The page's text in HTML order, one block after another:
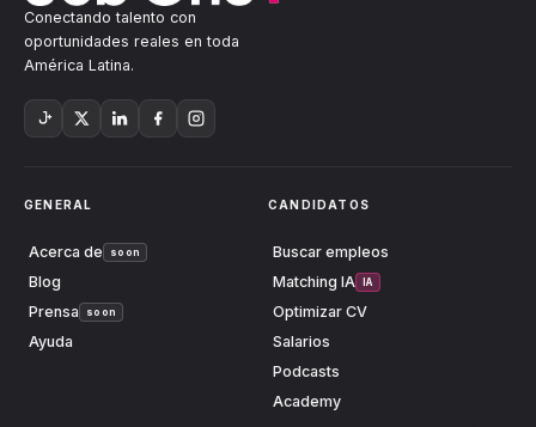
Conectando talento con
oportunidades reales en toda
América Latina.
GENERAL
Acerca de soon
Blog
Prensa
soon
Ayuda
CANDIDATOS
Buscar empleos
Matching IA
IA
Optimizar CV
Salarios
Podcasts
Academy